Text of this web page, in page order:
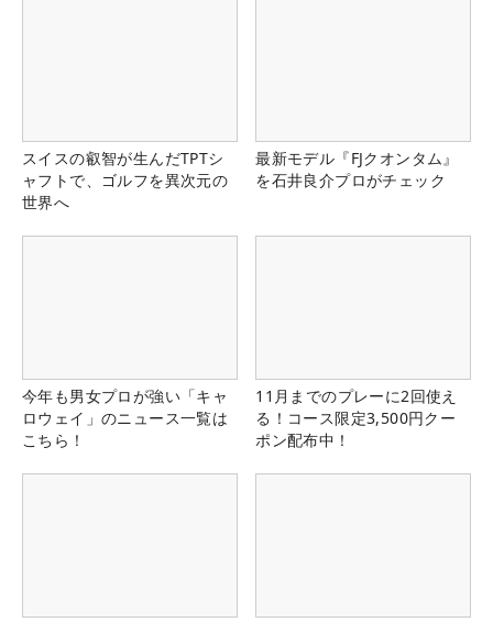
スイスの叡智が生んだTPTシ
ャフトで、ゴルフを異次元の
世界へ
最新モデル『FJクオンタム』
を石井良介プロがチェック
今年も男女プロが強い「キャ
ロウェイ」のニュース一覧は
こちら！
11月までのプレーに2回使え
る！コース限定3,500円クー
ポン配布中！